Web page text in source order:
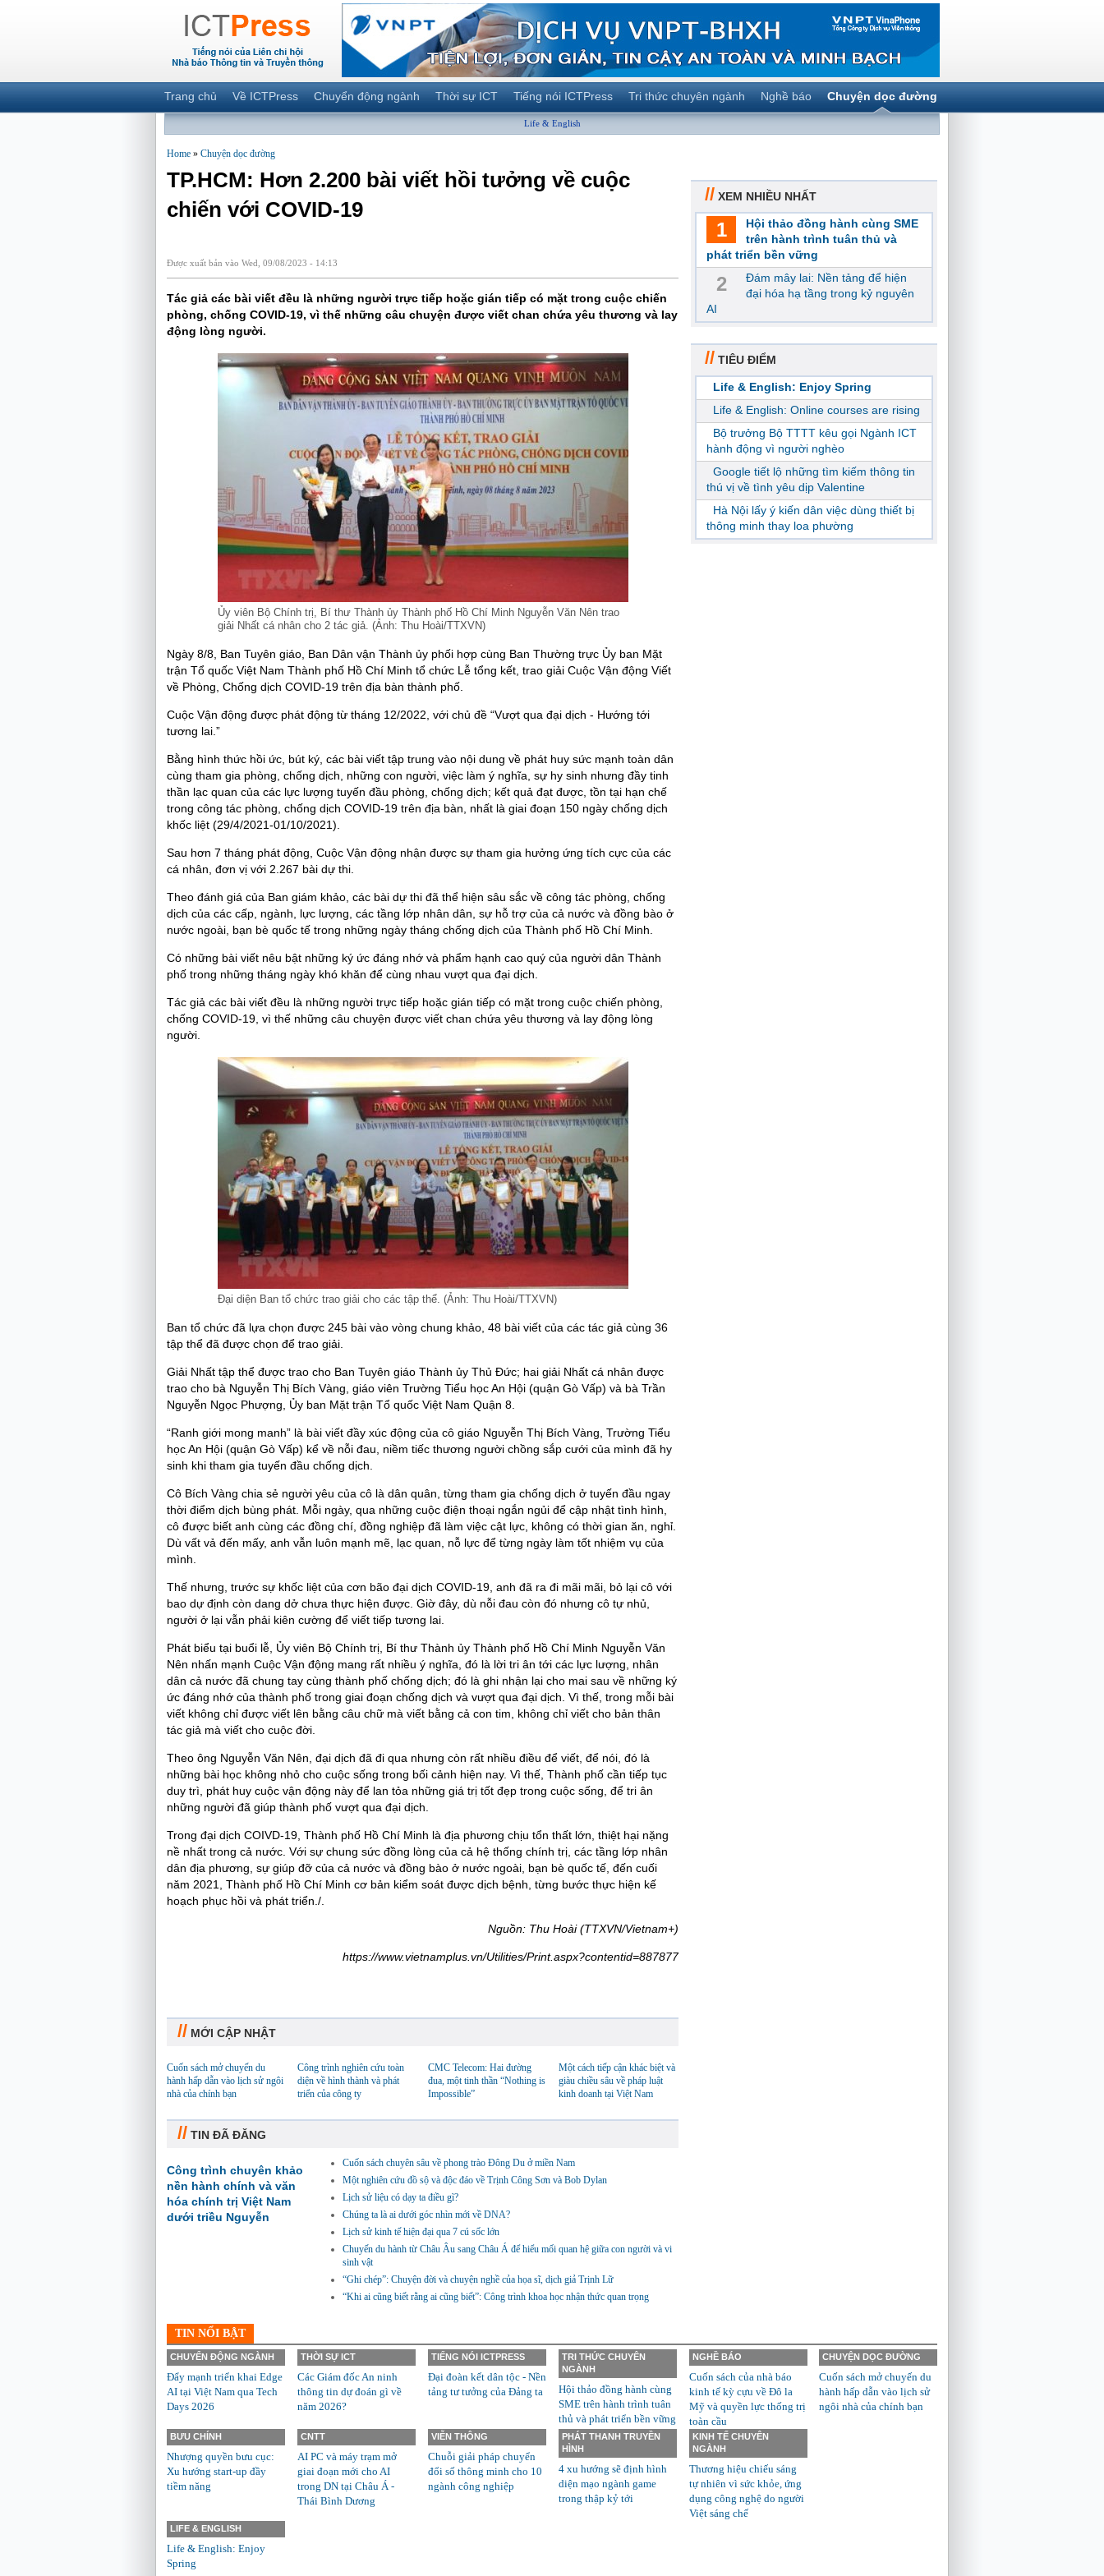
Trang chủ Về ICTPress Chuyển động ngành Thời sự ICT Tiếng nói ICTPress Tri thức chuyên ngành Nghề báo Chuyện dọc đường
Life & English
Home » Chuyện dọc đường
TP.HCM: Hơn 2.200 bài viết hồi tưởng về cuộc
chiến với COVID-19
Được xuất bản vào Wed, 09/08/2023 - 14:13
Tác giả các bài viết đều là những người trực tiếp hoặc gián tiếp có mặt trong cuộc chiến
phòng, chống COVID-19, vì thế những câu chuyện được viết chan chứa yêu thương và lay
động lòng người.
Ủy viên Bộ Chính trị, Bí thư Thành ủy Thành phố Hồ Chí Minh Nguyễn Văn Nên trao
giải Nhất cá nhân cho 2 tác giả. (Ảnh: Thu Hoài/TTXVN)
Ngày 8/8, Ban Tuyên giáo, Ban Dân vận Thành ủy phối hợp cùng Ban Thường trực Ủy ban Mặt
trận Tổ quốc Việt Nam Thành phố Hồ Chí Minh tổ chức Lễ tổng kết, trao giải Cuộc Vận động Viết
về Phòng, Chống dịch COVID-19 trên địa bàn thành phố.
Cuộc Vận động được phát động từ tháng 12/2022, với chủ đề “Vượt qua đại dịch - Hướng tới
tương lai.”
Bằng hình thức hồi ức, bút ký, các bài viết tập trung vào nội dung về phát huy sức mạnh toàn dân
cùng tham gia phòng, chống dịch, những con người, việc làm ý nghĩa, sự hy sinh nhưng đầy tinh
thần lạc quan của các lực lượng tuyến đầu phòng, chống dịch; kết quả đạt được, tồn tại hạn chế
trong công tác phòng, chống dịch COVID-19 trên địa bàn, nhất là giai đoạn 150 ngày chống dịch
khốc liệt (29/4/2021-01/10/2021).
Sau hơn 7 tháng phát động, Cuộc Vận động nhận được sự tham gia hưởng ứng tích cực của các
cá nhân, đơn vị với 2.267 bài dự thi.
Theo đánh giá của Ban giám khảo, các bài dự thi đã thể hiện sâu sắc về công tác phòng, chống
dịch của các cấp, ngành, lực lượng, các tầng lớp nhân dân, sự hỗ trợ của cả nước và đồng bào ở
nước ngoài, bạn bè quốc tế trong những ngày tháng chống dịch của Thành phố Hồ Chí Minh.
Có những bài viết nêu bật những ký ức đáng nhớ và phẩm hạnh cao quý của người dân Thành
phố trong những tháng ngày khó khăn để cùng nhau vượt qua đại dịch.
Tác giả các bài viết đều là những người trực tiếp hoặc gián tiếp có mặt trong cuộc chiến phòng,
chống COVID-19, vì thế những câu chuyện được viết chan chứa yêu thương và lay động lòng
người.
Đại diện Ban tổ chức trao giải cho các tập thể. (Ảnh: Thu Hoài/TTXVN)
Ban tổ chức đã lựa chọn được 245 bài vào vòng chung khảo, 48 bài viết của các tác giả cùng 36
tập thể đã được chọn để trao giải.
Giải Nhất tập thể được trao cho Ban Tuyên giáo Thành ủy Thủ Đức; hai giải Nhất cá nhân được
trao cho bà Nguyễn Thị Bích Vàng, giáo viên Trường Tiểu học An Hội (quận Gò Vấp) và bà Trần
Nguyễn Ngọc Phượng, Ủy ban Mặt trận Tổ quốc Việt Nam Quận 8.
“Ranh giới mong manh” là bài viết đầy xúc động của cô giáo Nguyễn Thị Bích Vàng, Trường Tiểu
học An Hội (quận Gò Vấp) kể về nỗi đau, niềm tiếc thương người chồng sắp cưới của mình đã hy
sinh khi tham gia tuyến đầu chống dịch.
Cô Bích Vàng chia sẻ người yêu của cô là dân quân, từng tham gia chống dịch ở tuyến đầu ngay
thời điểm dịch bùng phát. Mỗi ngày, qua những cuộc điện thoại ngắn ngủi để cập nhật tình hình,
cô được biết anh cùng các đồng chí, đồng nghiệp đã làm việc cật lực, không có thời gian ăn, nghỉ.
Dù vất vả đến mấy, anh vẫn luôn mạnh mẽ, lạc quan, nỗ lực để từng ngày làm tốt nhiệm vụ của
mình.
Thế nhưng, trước sự khốc liệt của cơn bão đại dịch COVID-19, anh đã ra đi mãi mãi, bỏ lại cô với
bao dự định còn dang dở chưa thực hiện được. Giờ đây, dù nỗi đau còn đó nhưng cô tự nhủ,
người ở lại vẫn phải kiên cường để viết tiếp tương lai.
Phát biểu tại buổi lễ, Ủy viên Bộ Chính trị, Bí thư Thành ủy Thành phố Hồ Chí Minh Nguyễn Văn
Nên nhấn mạnh Cuộc Vận động mang rất nhiều ý nghĩa, đó là lời tri ân tới các lực lượng, nhân
dân cả nước đã chung tay cùng thành phố chống dịch; đó là ghi nhận lại cho mai sau về những ký
ức đáng nhớ của thành phố trong giai đoạn chống dịch và vượt qua đại dịch. Vì thế, trong mỗi bài
viết không chỉ được viết lên bằng câu chữ mà viết bằng cả con tim, không chỉ viết cho bản thân
tác giả mà viết cho cuộc đời.
Theo ông Nguyễn Văn Nên, đại dịch đã đi qua nhưng còn rất nhiều điều để viết, để nói, đó là
những bài học không nhỏ cho cuộc sống trong bối cảnh hiện nay. Vì thế, Thành phố cần tiếp tục
duy trì, phát huy cuộc vận động này để lan tỏa những giá trị tốt đẹp trong cuộc sống, để tri ân
những người đã giúp thành phố vượt qua đại dịch.
Trong đại dịch COIVD-19, Thành phố Hồ Chí Minh là địa phương chịu tổn thất lớn, thiệt hại nặng
nề nhất trong cả nước. Với sự chung sức đồng lòng của cả hệ thống chính trị, các tầng lớp nhân
dân địa phương, sự giúp đỡ của cả nước và đồng bào ở nước ngoài, bạn bè quốc tế, đến cuối
năm 2021, Thành phố Hồ Chí Minh cơ bản kiểm soát được dịch bệnh, từng bước thực hiện kế
hoạch phục hồi và phát triển./.
Nguồn: Thu Hoài (TTXVN/Vietnam+)
https://www.vietnamplus.vn/Utilities/Print.aspx?contentid=887877
// MỚI CẬP NHẬT
Cuốn sách mở chuyến du
hành hấp dẫn vào lịch sử ngôi
nhà của chính bạn
Công trình nghiên cứu toàn
diện về hình thành và phát
triển của công ty
CMC Telecom: Hai đường
đua, một tinh thần “Nothing is
Impossible”
Một cách tiếp cận khác biệt và
giàu chiều sâu về pháp luật
kinh doanh tại Việt Nam
// TIN ĐÃ ĐĂNG
Công trình chuyên khảo
nền hành chính và văn
hóa chính trị Việt Nam
dưới triều Nguyễn
Cuốn sách chuyên sâu về phong trào Đông Du ở miền Nam
Một nghiên cứu đồ sộ và độc đáo về Trịnh Công Sơn và Bob Dylan
Lịch sử liệu có dạy ta điều gì?
Chúng ta là ai dưới góc nhìn mới về DNA?
Lịch sử kinh tế hiện đại qua 7 cú sốc lớn
Chuyến du hành từ Châu Âu sang Châu Á để hiểu mối quan hệ giữa con người và vi
sinh vật
“Ghi chép”: Chuyện đời và chuyện nghề của họa sĩ, dịch giả Trịnh Lữ
“Khi ai cũng biết rằng ai cũng biết”: Công trình khoa học nhận thức quan trọng
// XEM NHIỀU NHẤT
1
Hội thảo đồng hành cùng SME
trên hành trình tuân thủ và
phát triển bền vững
2
Đám mây lai: Nền tảng để hiện
đại hóa hạ tầng trong kỷ nguyên
AI
// TIÊU ĐIỂM
Life & English: Enjoy Spring
Life & English: Online courses are rising
Bộ trưởng Bộ TTTT kêu gọi Ngành ICT
hành động vì người nghèo
Google tiết lộ những tìm kiếm thông tin
thú vị về tình yêu dịp Valentine
Hà Nội lấy ý kiến dân việc dùng thiết bị
thông minh thay loa phường
TIN NỔI BẬT
CHUYỂN ĐỘNG NGÀNH
Đẩy mạnh triển khai Edge
AI tại Việt Nam qua Tech
Days 2026
THỜI SỰ ICT
Các Giám đốc An ninh
thông tin dự đoán gì về
năm 2026?
TIẾNG NÓI ICTPRESS
Đại đoàn kết dân tộc - Nền
tảng tư tưởng của Đảng ta
TRI THỨC CHUYÊN
NGÀNH
Hội thảo đồng hành cùng
SME trên hành trình tuân
thủ và phát triển bền vững
NGHỀ BÁO
Cuốn sách của nhà báo
kinh tế kỳ cựu về Đô la
Mỹ và quyền lực thống trị
toàn cầu
CHUYỆN DỌC ĐƯỜNG
Cuốn sách mở chuyến du
hành hấp dẫn vào lịch sử
ngôi nhà của chính bạn
BƯU CHÍNH
Nhượng quyền bưu cục:
Xu hướng start-up đầy
tiềm năng
CNTT
AI PC và máy trạm mở
giai đoạn mới cho AI
trong DN tại Châu Á -
Thái Bình Dương
VIỄN THÔNG
Chuỗi giải pháp chuyển
đổi số thông minh cho 10
ngành công nghiệp
PHÁT THANH TRUYỀN
HÌNH
4 xu hướng sẽ định hình
diện mạo ngành game
trong thập kỷ tới
KINH TẾ CHUYÊN
NGÀNH
Thương hiệu chiếu sáng
tự nhiên vì sức khỏe, ứng
dụng công nghệ do người
Việt sáng chế
LIFE & ENGLISH
Life & English: Enjoy
Spring